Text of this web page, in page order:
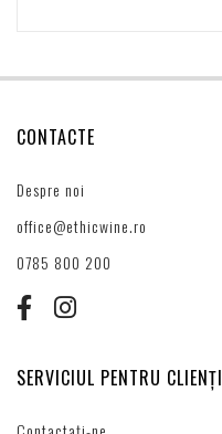
CONTACTE
Despre noi
office@ethicwine.ro
0785 800 200
SERVICIUL PENTRU CLIENȚI